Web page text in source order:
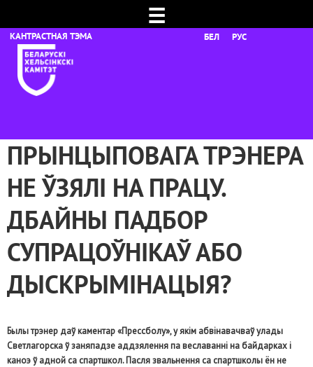
☰
БЕЛ РУС
ПРЫНЦЫПОВАГА ТРЭНЕРА
НЕ ЎЗЯЛІ НА ПРАЦУ.
ДБАЙНЫ ПАДБОР
СУПРАЦОЎНІКАЎ АБО
ДЫСКРЫМІНАЦЫЯ?
Былы трэнер даў каментар «Прессболу», у якім абвінавачваў улады
Светлагорска ў заняпадзе аддзялення па веславанні на байдарках і
каноэ ў адной са спартшкол. Пасля звальнення са спартшколы ён не